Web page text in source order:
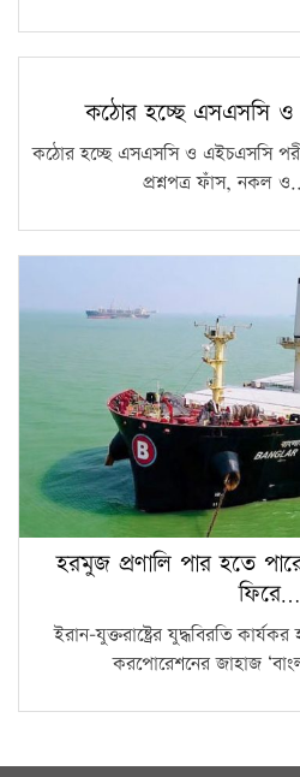
কঠোর হচ্ছে এসএসসি ও
কঠোর হচ্ছে এসএসসি ও এইচএসসি
প্রশ্নপত্র ফাঁস, নকল
হরমুজ প্রণালি পার হতে
ফিরে…
ইরান-যুক্তরাষ্ট্রের যুদ্ধবিরতি
করপোরেশনের জাহাজ